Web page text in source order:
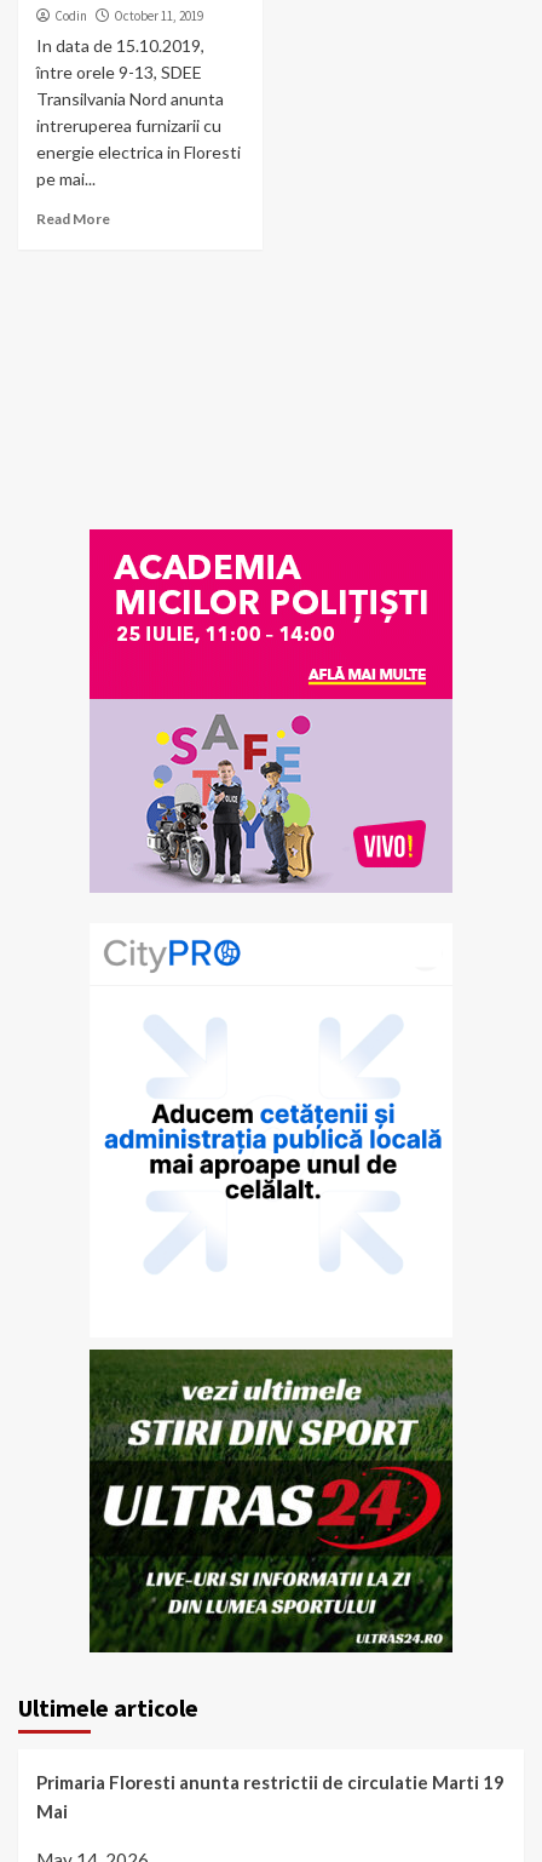
Codin October 11, 2019
In data de 15.10.2019,
între orele 9-13, SDEE
Transilvania Nord anunta
intreruperea furnizarii cu
energie electrica in Floresti
pe mai...
Read More
Ultimele articole
Primaria Floresti anunta restrictii de circulatie Marti 19
Mai